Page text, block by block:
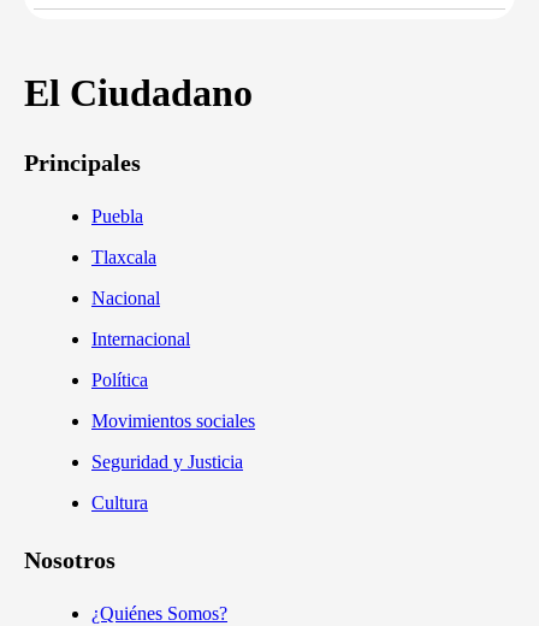
El Ciudadano
Principales
Puebla
Tlaxcala
Nacional
Internacional
Política
Movimientos sociales
Seguridad y Justicia
Cultura
Nosotros
¿Quiénes Somos?